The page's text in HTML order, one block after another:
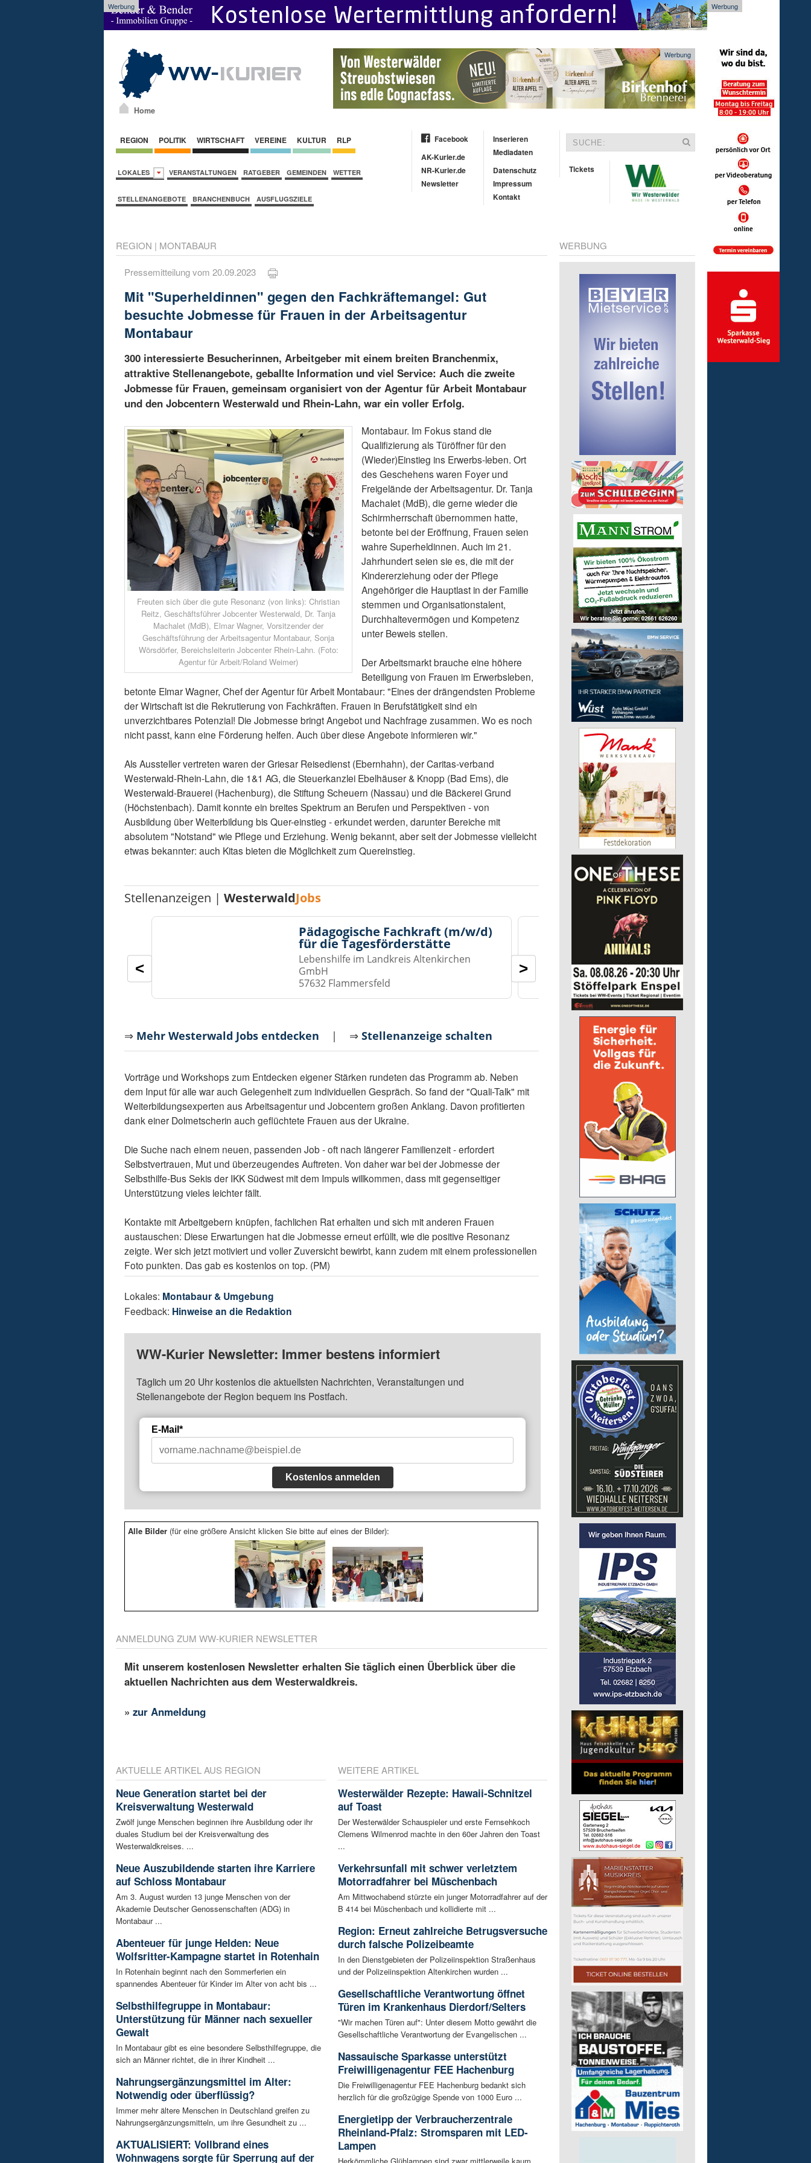
Werbung Werbung
Home
Werbung
REGION POLITIK WIRTSCHAFT VEREINE KULTUR RLP
LOKALES VERANSTALTUNGEN RATGEBER GEMEINDEN WETTER
STELLENANGEBOTE BRANCHENBUCH AUSFLUGSZIELE
Facebook
AK-Kurier.de
NR-Kurier.de
Newsletter
Inserieren
Mediadaten
Datenschutz
Impressum
Kontakt
Tickets
REGION | MONTABAUR
Pressemitteilung vom 20.09.2023
Mit "Superheldinnen" gegen den Fachkräftemangel: Gut
besuchte Jobmesse für Frauen in der Arbeitsagentur
Montabaur
300 interessierte Besucherinnen, Arbeitgeber mit einem breiten Branchenmix,
attraktive Stellenangebote, geballte Information und viel Service: Auch die zweite
Jobmesse für Frauen, gemeinsam organisiert von der Agentur für Arbeit Montabaur
und den Jobcentern Westerwald und Rhein-Lahn, war ein voller Erfolg.
Freuten sich über die gute Resonanz (von links): Christian
Reitz, Geschäftsführer Jobcenter Westerwald, Dr. Tanja
Machalet (MdB), Elmar Wagner, Vorsitzender der
Geschäftsführung der Arbeitsagentur Montabaur, Sonja
Wörsdörfer, Bereichsleiterin Jobcenter Rhein-Lahn. (Foto:
Agentur für Arbeit/Roland Weimer)
Montabaur. Im Fokus stand die
Qualifizierung als Türöffner für den
(Wieder)Einstieg ins Erwerbs-leben. Ort
des Geschehens waren Foyer und
Freigelände der Arbeitsagentur. Dr. Tanja
Machalet (MdB), die gerne wieder die
Schirmherrschaft übernommen hatte,
betonte bei der Eröffnung, Frauen seien
wahre Superheldinnen. Auch im 21.
Jahrhundert seien sie es, die mit der
Kindererziehung oder der Pflege
Angehöriger die Hauptlast in der Familie
stemmen und Organisationstalent,
Durchhaltevermögen und Kompetenz
unter Beweis stellen.
Der Arbeitsmarkt brauche eine höhere
Beteiligung von Frauen im Erwerbsleben,
betonte Elmar Wagner, Chef der Agentur für Arbeit Montabaur: "Eines der drängendsten Probleme
der Wirtschaft ist die Rekrutierung von Fachkräften. Frauen in Berufstätigkeit sind ein
unverzichtbares Potenzial! Die Jobmesse bringt Angebot und Nachfrage zusammen. Wo es noch
nicht passt, kann eine Förderung helfen. Auch über diese Angebote informieren wir."
Als Aussteller vertreten waren der Griesar Reisedienst (Ebernhahn), der Caritas-verband
Westerwald-Rhein-Lahn, die 1&1 AG, die Steuerkanzlei Ebelhäuser & Knopp (Bad Ems), die
Westerwald-Brauerei (Hachenburg), die Stiftung Scheuern (Nassau) und die Bäckerei Grund
(Höchstenbach). Damit konnte ein breites Spektrum an Berufen und Perspektiven - von
Ausbildung über Weiterbildung bis Quer-einstieg - erkundet werden, darunter Bereiche mit
absolutem "Notstand" wie Pflege und Erziehung. Wenig bekannt, aber seit der Jobmesse vielleicht
etwas bekannter: auch Kitas bieten die Möglichkeit zum Quereinstieg.
Stellenanzeigen |WesterwaldJobs
Pädagogische Fachkraft (m/w/d)
für die Tagesförderstätte
Lebenshilfe im Landkreis Altenkirchen
GmbH
57632 Flammersfeld
GmbH
57518 Alsdorf
< >
⇒ Mehr Westerwald Jobs entdecken | ⇒Stellenanzeige schalten
Vorträge und Workshops zum Entdecken eigener Stärken rundeten das Programm ab. Neben
dem Input für alle war auch Gelegenheit zum individuellen Gespräch. So fand der "Quali-Talk" mit
Weiterbildungsexperten aus Arbeitsagentur und Jobcentern großen Anklang. Davon profitierten
dank einer Dolmetscherin auch geflüchtete Frauen aus der Ukraine.
Die Suche nach einem neuen, passenden Job - oft nach längerer Familienzeit - erfordert
Selbstvertrauen, Mut und überzeugendes Auftreten. Von daher war bei der Jobmesse der
Selbsthilfe-Bus Sekis der IKK Südwest mit dem Impuls willkommen, dass mit gegenseitiger
Unterstützung vieles leichter fällt.
Kontakte mit Arbeitgebern knüpfen, fachlichen Rat erhalten und sich mit anderen Frauen
austauschen: Diese Erwartungen hat die Jobmesse erneut erfüllt, wie die positive Resonanz
zeigte. Wer sich jetzt motiviert und voller Zuversicht bewirbt, kann zudem mit einem professionellen
Foto punkten. Das gab es kostenlos on top. (PM)
Lokales: Montabaur & Umgebung
Feedback: Hinweise an die Redaktion
WW-Kurier Newsletter: Immer bestens informiert
Täglich um 20 Uhr kostenlos die aktuellsten Nachrichten, Veranstaltungen und
Stellenangebote der Region bequem ins Postfach.
E-Mail*
Kostenlos anmelden
Alle Bilder (für eine größere Ansicht klicken Sie bitte auf eines der Bilder):
ANMELDUNG ZUM WW-KURIER NEWSLETTER
Mit unserem kostenlosen Newsletter erhalten Sie täglich einen Überblick über die
aktuellen Nachrichten aus dem Westerwaldkreis.
»zur Anmeldung
AKTUELLE ARTIKEL AUS REGION
Neue Generation startet bei der
Kreisverwaltung Westerwald
Zwölf junge Menschen beginnen ihre Ausbildung oder ihr
duales Studium bei der Kreisverwaltung des
Westerwaldkreises. ...
Neue Auszubildende starten ihre Karriere
auf Schloss Montabaur
Am 3. August wurden 13 junge Menschen von der
Akademie Deutscher Genossenschaften (ADG) in
Montabaur ...
Abenteuer für junge Helden: Neue
Wolfsritter-Kampagne startet in Rotenhain
In Rotenhain beginnt nach den Sommerferien ein
spannendes Abenteuer für Kinder im Alter von acht bis ...
Selbsthilfegruppe in Montabaur:
Unterstützung für Männer nach sexueller
Gewalt
In Montabaur gibt es eine besondere Selbsthilfegruppe, die
sich an Männer richtet, die in ihrer Kindheit ...
Nahrungsergänzungsmittel im Alter:
Notwendig oder überflüssig?
Immer mehr ältere Menschen in Deutschland greifen zu
Nahrungsergänzungsmitteln, um ihre Gesundheit zu ...
AKTUALISIERT: Vollbrand eines
Wohnwagens sorgte für Sperrung auf der
WEITERE ARTIKEL
Westerwälder Rezepte: Hawaii-Schnitzel
auf Toast
Der Westerwälder Schauspieler und erste Fernsehkoch
Clemens Wilmenrod machte in den 60er Jahren den Toast
...
Verkehrsunfall mit schwer verletztem
Motorradfahrer bei Müschenbach
Am Mittwochabend stürzte ein junger Motorradfahrer auf der
B 414 bei Müschenbach und kollidierte mit ...
Region: Erneut zahlreiche Betrugsversuche
durch falsche Polizeibeamte
In den Dienstgebieten der Polizeiinspektion Straßenhaus
und der Polizeiinspektion Altenkirchen wurden ...
Gesellschaftliche Verantwortung öffnet
Türen im Krankenhaus Dierdorf/Selters
"Wir machen Türen auf": Unter diesem Motto gewährt die
Gesellschaftliche Verantwortung der Evangelischen ...
Nassauische Sparkasse unterstützt
Freiwilligenagentur FEE Hachenburg
Die Freiwilligenagentur FEE Hachenburg bedankt sich
herzlich für die großzügige Spende von 1000 Euro ...
Energietipp der Verbraucherzentrale
Rheinland-Pfalz: Stromsparen mit LED-
Lampen
WERBUNG